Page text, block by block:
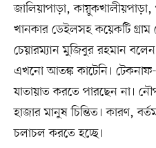
জালিয়াপাড়া,
খানকার ডেইলসহ কয়েকটি গ্রাম
চেয়ারম্যান মুজিবুর রহমান
এখনো আতঙ্ক কাটেনি। টেকনাফ-
যাতায়াত করতে পারছেন না।
হাজার মানুষ চিন্তিত। কারণ,
চলাচল করতে হচ্ছে।